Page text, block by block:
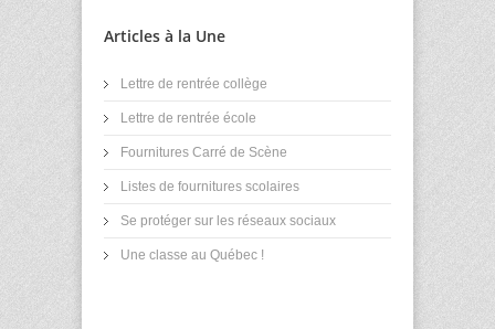
Articles à la Une
Lettre de rentrée collège
Lettre de rentrée école
Fournitures Carré de Scène
Listes de fournitures scolaires
Se protéger sur les réseaux sociaux
Une classe au Québec !